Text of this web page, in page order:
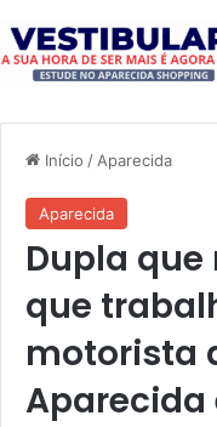
Início / Aparecida
Aparecida
Dupla
que
motorista
Aparecida